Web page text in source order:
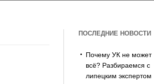
ПОСЛЕДНИЕ НОВОСТИ
Почему УК не может
всё? Разбираемся с
липецким экспертом